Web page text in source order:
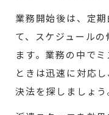
業務開始後は、定
て、スケジュール
ます。業務の中で
ときは迅速に対応
決法を探しましょう